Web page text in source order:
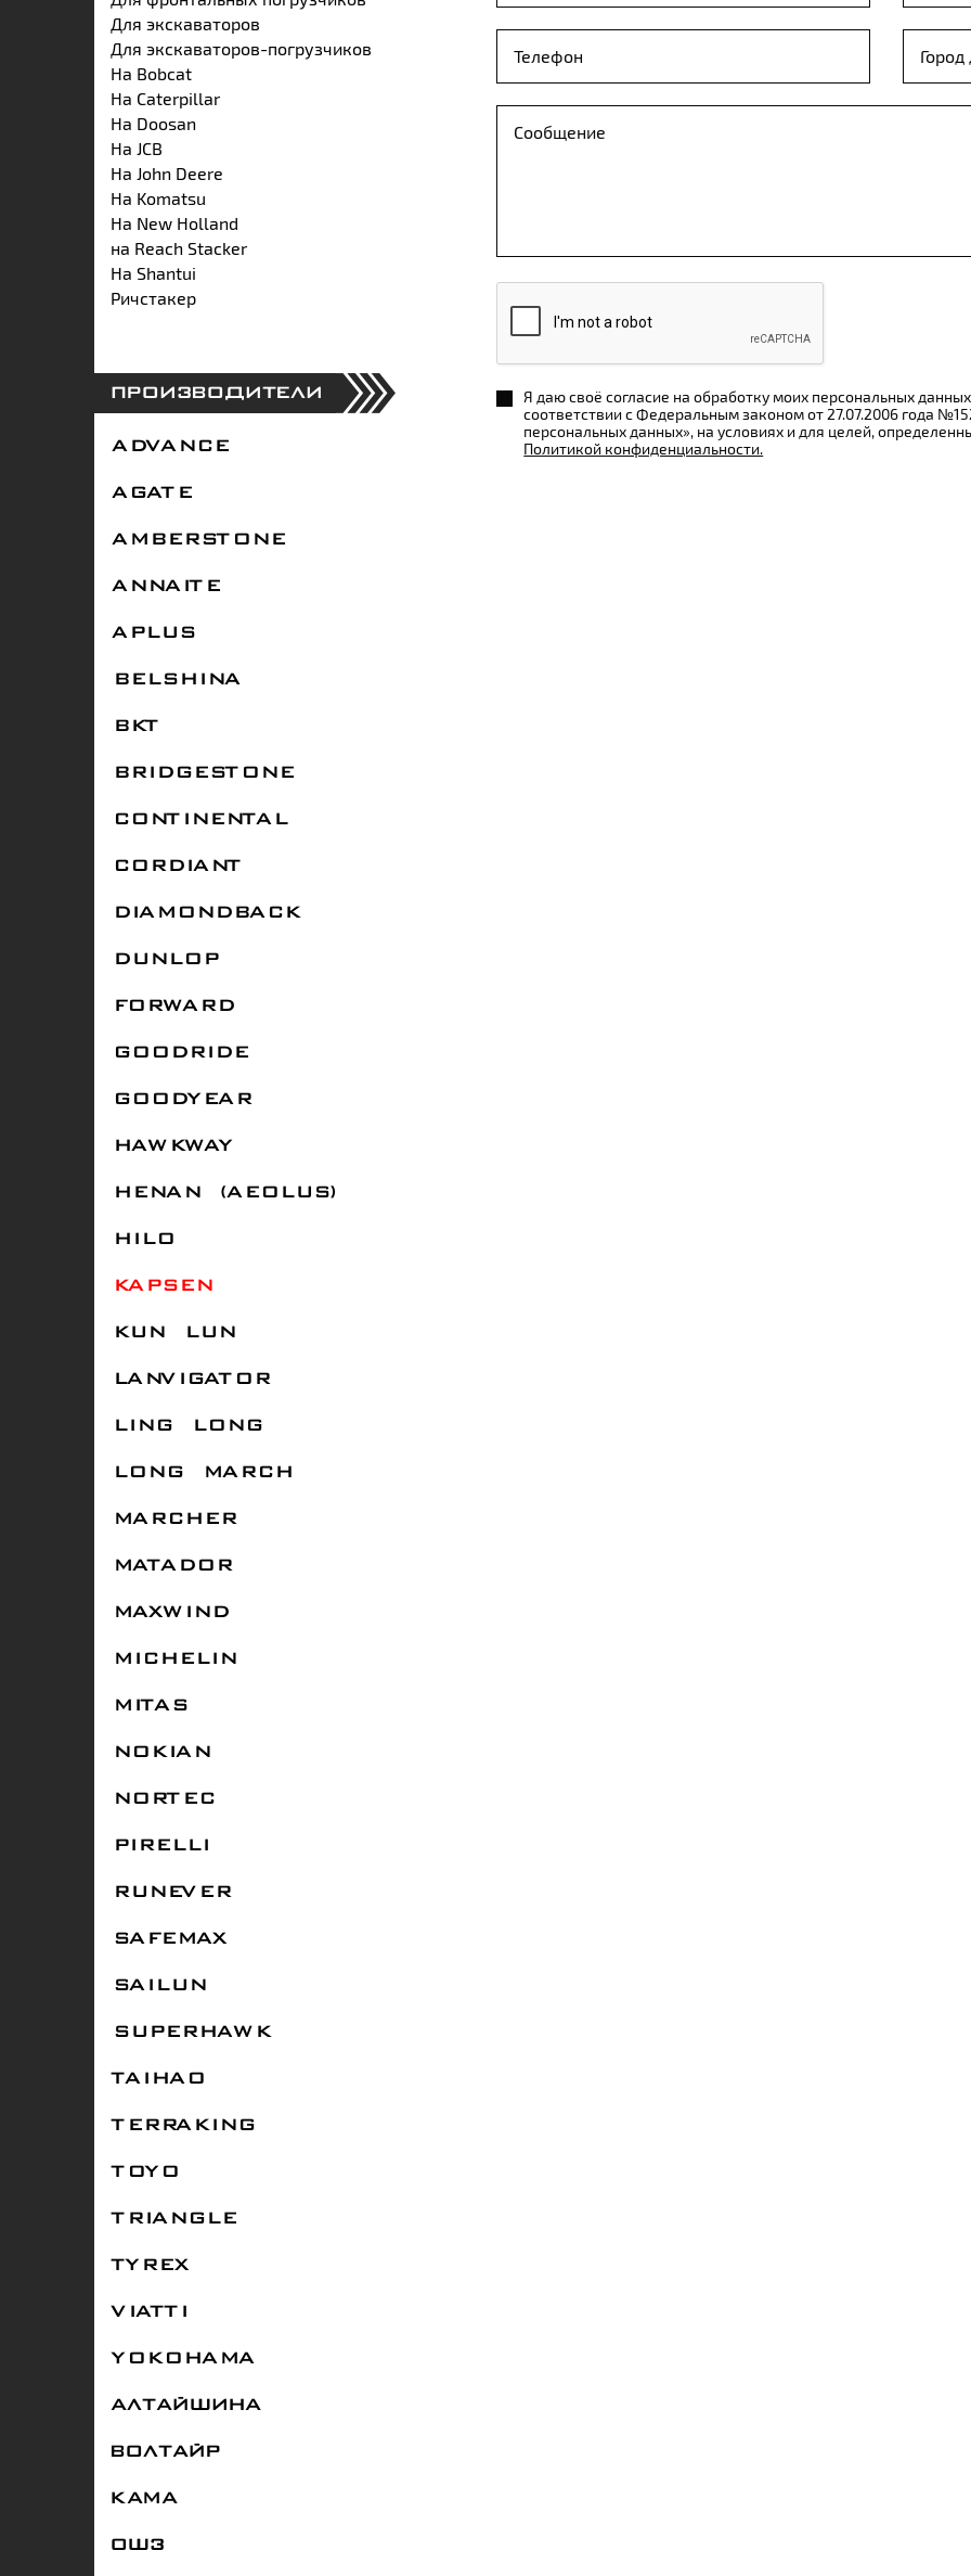
Для экскаваторов
Для экскаваторов-погрузчиков
На Bobcat
На Caterpillar
На Doosan
На JCB
На John Deere
На Komatsu
На New Holland
на Reach Stacker
На Shantui
Ричстакер
ПРОИЗВОДИТЕЛИ
ADVANCE
AGATE
AMBERSTONE
ANNAITE
APLUS
BELSHINA
BKT
BRIDGESTONE
CONTINENTAL
CORDIANT
DIAMONDBACK
DUNLOP
FORWARD
GOODRIDE
GOODYEAR
HAWKWAY
HENAN (AEOLUS)
HILO
KAPSEN
KUN LUN
LANVIGATOR
LING LONG
LONG MARCH
MARCHER
MATADOR
MAXWIND
MICHELIN
MITAS
NOKIAN
NORTEC
PIRELLI
RUNEVER
SAFEMAX
SAILUN
SUPERHAWK
TAIHAO
TERRAKING
TOYO
TRIANGLE
TYREX
VIATTI
YOKOHAMA
АЛТАЙШИНА
ВОЛТАЙР
КАМА
ОШЗ
Я даю своё согласие на обработку моих персональных
соответствии с Федеральным законом от 27.07.2006 года
персональных данных», на условиях и для целей,
Политикой конфиденциальности.